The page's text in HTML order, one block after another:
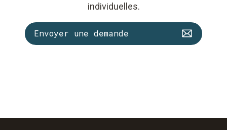
individuelles.
Envoyer une demande